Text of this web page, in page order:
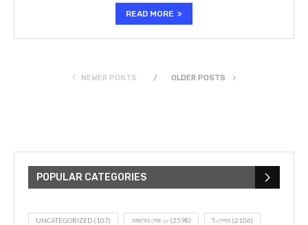
READ MORE
NEWER POSTS OLDER POSTS
POPULAR CATEGORIES
UNCATEGORIZED (107) আজকের সেরা ১০ (2598) ই-পেপার (2106)